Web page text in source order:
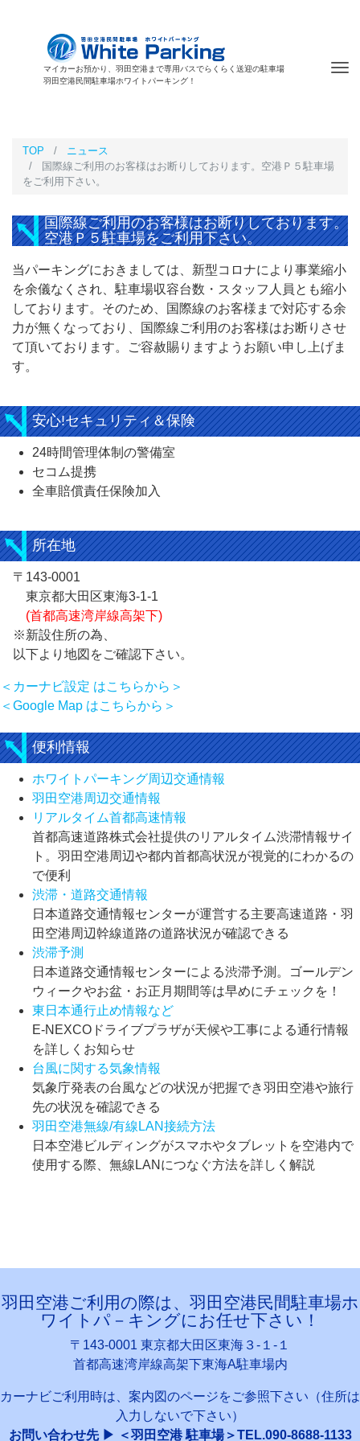
マイカーお預かり、羽田空港まで専用バスでらくらく送迎の駐車場
羽田空港民間駐車場ホワイトパーキング！
TOP
ニュース
国際線ご利用のお客様はお断りしております。空港Ｐ５駐車場
をご利用下さい。
国際線ご利用のお客様はお断りしております。
空港Ｐ５駐車場をご利用下さい。
当パーキングにおきましては、新型コロナにより事業縮小
を余儀なくされ、駐車場収容台数・スタッフ人員とも縮小
しております。そのため、国際線のお客様まで対応する余
力が無くなっており、国際線ご利用のお客様はお断りさせ
て頂いております。ご容赦賜りますようお願い申し上げま
す。
安心!セキュリティ＆保険
24時間管理体制の警備室
セコム提携
全車賠償責任保険加入
所在地
〒143-0001
東京都大田区東海3-1-1
(首都高速湾岸線高架下)
※新設住所の為、
以下より地図をご確認下さい。
＜カーナビ設定 はこちらから＞
＜Google Map はこちらから＞
便利情報
ホワイトパーキング周辺交通情報
羽田空港周辺交通情報
リアルタイム首都高速情報
首都高速道路株式会社提供のリアルタイム渋滞情報サイ
ト。羽田空港周辺や都内首都高状況が視覚的にわかるの
で便利
渋滞・道路交通情報
日本道路交通情報センターが運営する主要高速道路・羽
田空港周辺幹線道路の道路状況が確認できる
渋滞予測
日本道路交通情報センターによる渋滞予測。ゴールデン
ウィークやお盆・お正月期間等は早めにチェックを！
東日本通行止め情報など
E-NEXCOドライブプラザが天候や工事による通行情報
を詳しくお知らせ
台風に関する気象情報
気象庁発表の台風などの状況が把握でき羽田空港や旅行
先の状況を確認できる
羽田空港無線/有線LAN接続方法
日本空港ビルディングがスマホやタブレットを空港内で
使用する際、無線LANにつなぐ方法を詳しく解説
羽田空港ご利用の際は、羽田空港民間駐車場ホ
ワイトパ－キングにお任せ下さい！
〒143-0001 東京都大田区東海３-１-１
首都高速湾岸線高架下東海A駐車場内
カーナビご利用時は、案内図のページをご参照下さい（住所は
入力しないで下さい）
お問い合わせ先 ▶ ＜羽田空港 駐車場＞TEL.090-8688-1133